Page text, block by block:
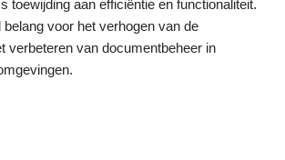
toewijding aan efficiëntie en functionaliteit.
voor het verhogen van de
verbeteren van documentbeheer in